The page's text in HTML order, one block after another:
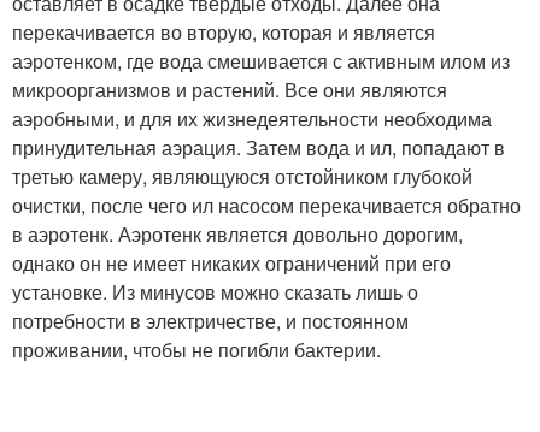
перекачивается во вторую, которая и является
аэротенком, где вода смешивается с активным илом из
микроорганизмов и растений. Все они являются
аэробными, и для их жизнедеятельности необходима
принудительная аэрация. Затем вода и ил, попадают в
третью камеру, являющуюся отстойником глубокой
очистки, после чего ил насосом перекачивается обратно
в аэротенк. Аэротенк является довольно дорогим,
однако он не имеет никаких ограничений при его
установке. Из минусов можно сказать лишь о
потребности в электричестве, и постоянном
проживании, чтобы не погибли бактерии.